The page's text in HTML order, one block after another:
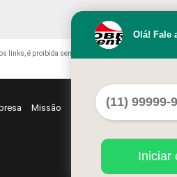
links, é proibida sem a autorização do autor. Crime de
Missão Serviços Contato
Olá! Fale
Iniciar